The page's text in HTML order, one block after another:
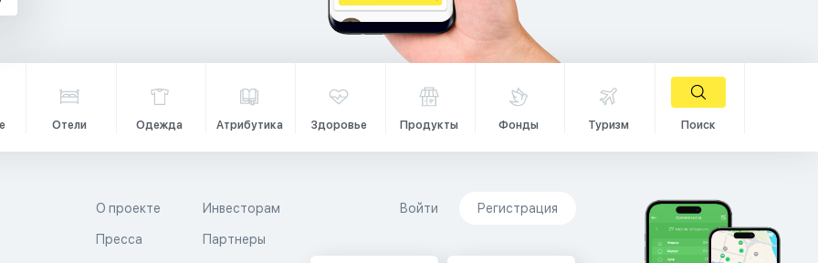
Отели Одежда Атрибутика Здоровье Продукты Фонды Туризм Поиск
О проекте
Пресса
Инвесторам
Партнеры
Войти Регистрация